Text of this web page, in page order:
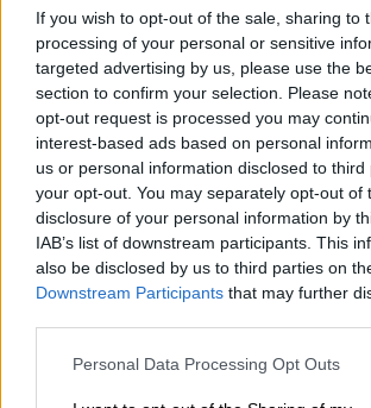
If you wish to opt-out of the sale, sharing to
processing of your personal or sensitive
targeted advertising by us, please use the
section to confirm your selection. Please
opt-out request is processed you may
interest-based ads based on personal
us or personal information disclosed to
your opt-out. You may separately opt-out of
disclosure of your personal information by
IAB’s list of downstream participants. This
also be disclosed by us to third parties on
Downstream Participants that may further
Personal Data Processing Opt Outs
Για τα προβλήματα
κτηνοτρόφων
Γιάννης Καριπίδης
09/08/2026 , 11:07
για διατάραξη κοινής ησυχίας